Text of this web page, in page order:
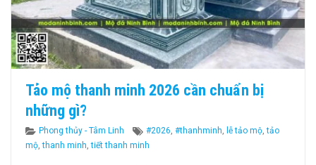
Tảo mộ thanh minh 2026 cần chuẩn bị
những gì?
Categories
Phong thủy - Tâm Linh Tags
#2026, #thanhminh, lễ tảo mộ,tảo
mộ,thanh minh,tiết thanh minh